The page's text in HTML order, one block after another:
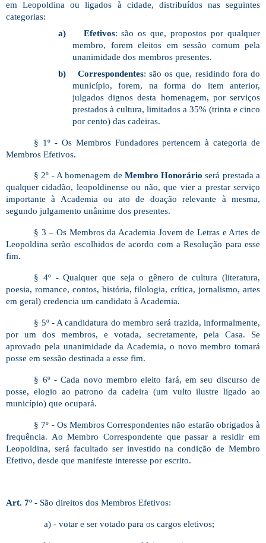
em Leopoldina ou ligados à cidade, distribuídos nas seguintes
categorias:
a)
Efetivos: são os que, propostos por qualquer
membro, forem eleitos em sessão comum pela
unanimidade dos membros presentes.
b)
Correspondentes: são os que, residindo fora do
município, forem, na forma do item anterior,
julgados dignos desta homenagem, por serviços
prestados à cultura, limitados a 35% (trinta e cinco
por cento) das cadeiras.
§ 1º - Os Membros Fundadores pertencem à categoria de
Membros Efetivos.
§ 2º - A homenagem de Membro Honorárioserá prestada a
qualquer cidadão, leopoldinense ou não, que vier a prestar serviço
importante à Academia ou ato de doação relevante à mesma,
segundo julgamento unânime dos presentes.
§ 3 – Os Membros da Academia Jovem de Letras e Artes de
Leopoldina serão escolhidos de acordo com a Resolução para esse
fim.
§ 4º - Qualquer que seja o gênero de cultura (literatura,
poesia, romance, contos, história, filologia, crítica, jornalismo, artes
em geral) credencia um candidato à Academia.
§ 5º - A candidatura do membro será trazida, informalmente,
por um dos membros, e votada, secretamente, pela Casa. Se
aprovado pela unanimidade da Academia, o novo membro tomará
posse em sessão destinada a esse fim.
§ 6º - Cada novo membro eleito fará, em seu discurso de
posse, elogio ao patrono da cadeira (um vulto ilustre ligado ao
município) que ocupará.
§ 7º - Os Membros Correspondentes não estarão obrigados à
frequência. Ao Membro Correspondente que passar a residir em
Leopoldina, será facultado ser investido na condição de Membro
Efetivo, desde que manifeste interesse por escrito.
Art. 7º - São direitos dos Membros Efetivos:
a) - votar e ser votado para os cargos eletivos;